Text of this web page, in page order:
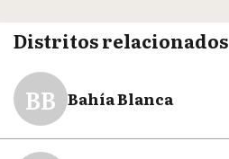
Distritos relacionados
BB Bahía Blanca